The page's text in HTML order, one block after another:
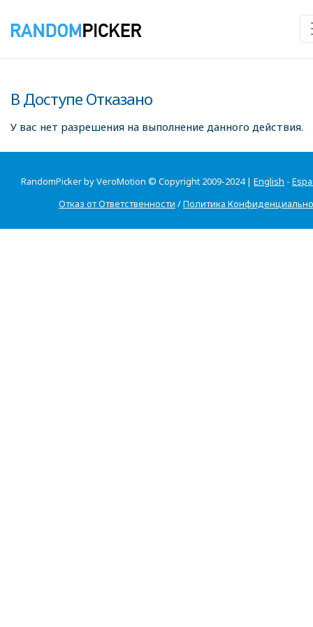
В Доступе Отказано
У вас нет разрешения на выполнение данного действия.
RandomPicker by VeroMotion © Copyright 2009-2024 | English -
Отказ от Ответственности /Политика